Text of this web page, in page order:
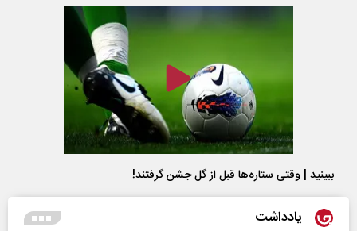
ببینید | وقتی ستاره‌ها قبل از گل جشن گرفتند!
یادداشت